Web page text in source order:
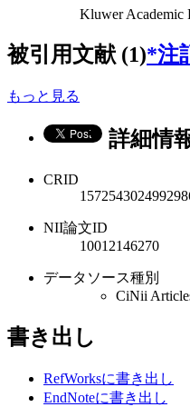
Kluwer Academic
被引用文献 (1)*注
もっと見る
詳細情
CRID
NII論文ID
10012146270
データソース種別
CiNii
書き出し
RefWorksに書き出し
EndNoteに書き出し